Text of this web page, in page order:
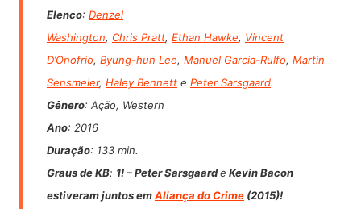
Elenco: Denzel
Washington, Chris Pratt, Ethan Hawke, Vincent
D’Onofrio, Byung-hun Lee, Manuel Garcia-Rulfo, Martin
Sensmeier, Haley Bennette Peter Sarsgaard.
Gênero: Ação, Western
Ano: 2016
Duração: 133 min.
Graus de KB: 1! –Peter Sarsgaarde Kevin Bacon
estiveram juntos emAliança do Crime(2015)!